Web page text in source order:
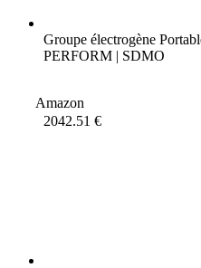
Groupe électrogène
PERFORM | SDMO
Amazon
2042.51 €